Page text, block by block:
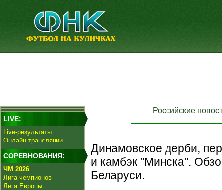
LIVE:
Live-результаты
Онлайн трансляции
СОРЕВНОВАНИЯ:
ЧМ 2026
Лига чемпионов
Лига Европы
Российские
Динамовское дерби,
и камбэк "Минска".
Беларуси.